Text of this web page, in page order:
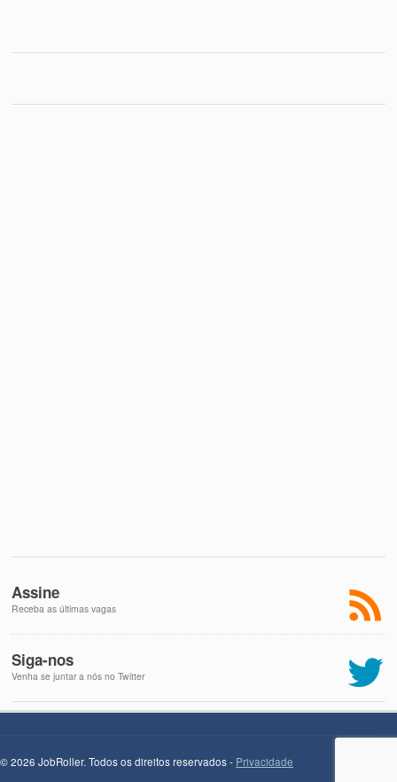
Assine
Receba as últimas vagas
Siga-nos
Venha se juntar a nós no Twitter
© 2026 JobRoller. Todos os direitos reservados - Privacidade